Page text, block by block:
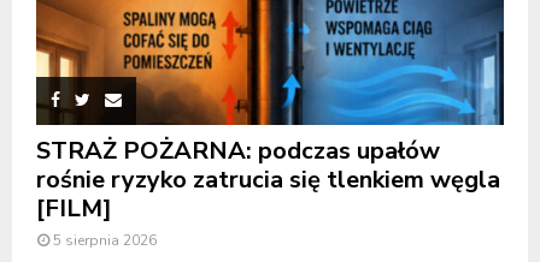
STRAŻ POŻARNA: podczas upałów
rośnie ryzyko zatrucia się tlenkiem węgla
[FILM]
5 sierpnia 2026